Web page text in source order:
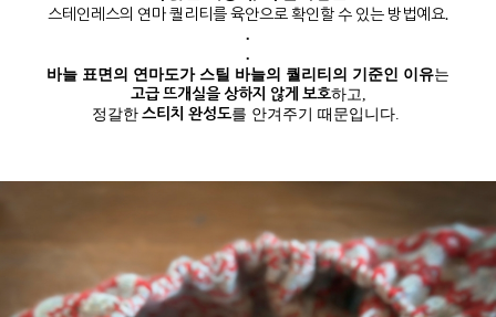
스테인레스의 연마 퀄리티를 육안으로 확인할 수 있는 방법예요.
.
.
바늘 표면의 연마도가 스틸 바늘의 퀄리티의 기준인 이유는
고급 뜨개실을 상하지 않게 보호하고,
정갈한 스티치 완성도를 안겨주기 때문입니다.